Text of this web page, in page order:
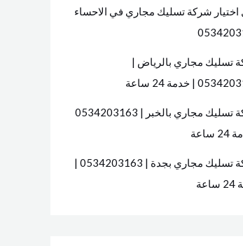
اختيار شركة تسليك مجاري في الاحساء
تسليك مجاري بالرياض |
| خدمة 24 ساعة
شركة تسليك مجاري بالخبر | 0534203163
شركة تسليك مجاري بجدة | 0534203163 |